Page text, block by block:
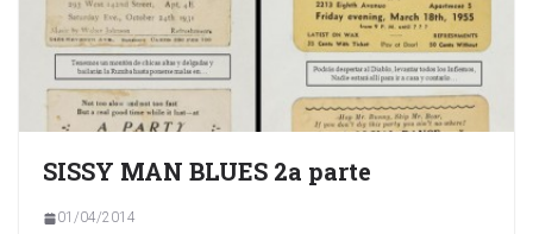
SISSY MAN BLUES 2a parte
01/04/2014